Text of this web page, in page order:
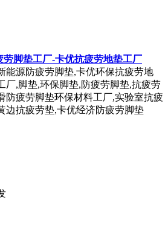
劳脚垫工厂-卡优抗疲劳地垫工厂
能源防疲劳脚垫,卡优环保抗疲劳地
厂,脚垫,环保脚垫,防疲劳脚垫,抗疲劳
防疲劳脚垫环保材料工厂,实验室抗疲
边抗疲劳垫,卡优经济防疲劳脚垫